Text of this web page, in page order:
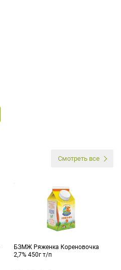
Смотреть все
БЗМЖ Ряженка Кореновочка
2,7% 450г т/п